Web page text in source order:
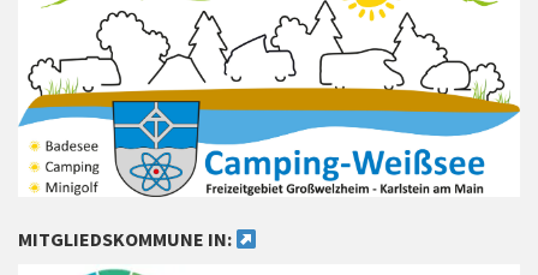
MITGLIEDSKOMMUNE IN: